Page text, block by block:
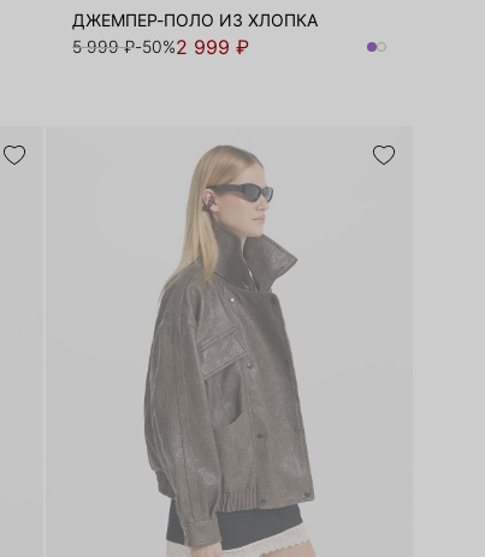
ДЖЕМПЕР-ПОЛО ИЗ ХЛОПКА
5 999 ₽-50%2 999 ₽